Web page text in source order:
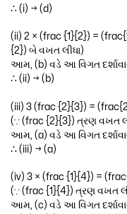
∴ (i) → (d)
(ii) 2 × (frac {1}{2}) =
{2}) બે વખત લીધા)
આમ, (b) વડે આ વિગત
∴ (ii) → (b)
(iii) 3 (frac {2}{3}) =
(∵ (frac {2}{3}) ત્રણ વખત
આમ, (a) વડે આ વિગત
∴ (iii) → (a)
(iv) 3 × (frac {1}{4}) =
(∵ (frac {1}{4}) ત્રણ વખત
આમ, (c) વડે આ વિગત